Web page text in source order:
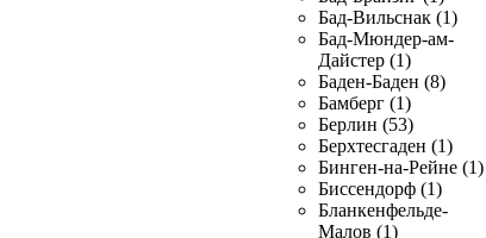
Бад-Вильснак (1)
Бад-Мюндер-ам-
Дайстер (1)
Баден-Баден (8)
Бамберг (1)
Берлин (53)
Берхтесгаден (1)
Бинген-на-Рейне (1)
Биссендорф (1)
Бланкенфельде-
Малов (1)